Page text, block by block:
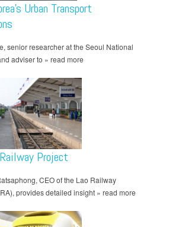
Urban Transport
senior researcher at the Seoul National
adviser to » read more
Project
CEO of the Lao Railway
provides detailed insight » read more